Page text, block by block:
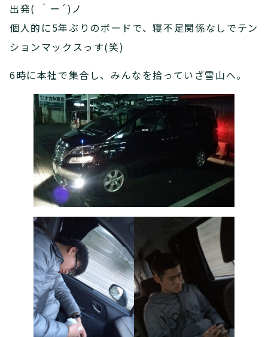
出発( ｀ー´)ノ
個人的に5年ぶりのボードで、寝不足関係なしでテン
ションマックスっす(笑)
6時に本社で集合し、みんなを拾っていざ雪山へ。